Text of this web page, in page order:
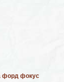
форд фокус